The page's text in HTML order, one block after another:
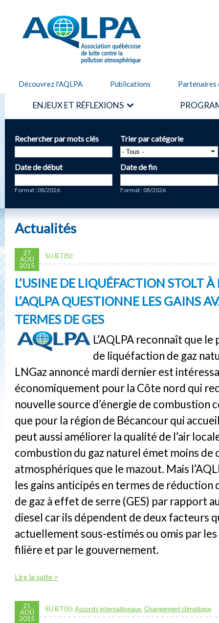
AQLPA
Découvrez l'AQLPA Publications Partenaires
ENJEUX ET RÉFLEXIONS
Rechercher par mots clés Trier par catégorie
Date de début
Format : 08/2026
Date de fin
Format : 08/2026
Actualités
27
AOÛ
2015
SUJET(S):
L’USINE DE LIQUÉFACTION STOLT
L’AQLPA QUESTIONNE LES GAINS
TERMES DE GES
L’AQLPA reconnaît que le
de liquéfaction de gaz
LNGaz annoncé mardi dernier est
économiquement pour la Côte nord qui
nouvelle source d’énergie de combustion
que pour la région de Bécancour qui
peut aussi améliorer la qualité de l’air
combustion du gaz naturel émet moins de
atmosphériques que le mazout. Mais
les gains anticipés en termes de réduction
de gaz à effet de serre (GES) par rapport
diesel car ils dépendent de deux facteurs
actuellement sous-estimés ou omis par
filière et par le gouvernement.
Lire la suite >
21
AOÛ
2015
SUJET(S):Accords internationaux, Changement climatique